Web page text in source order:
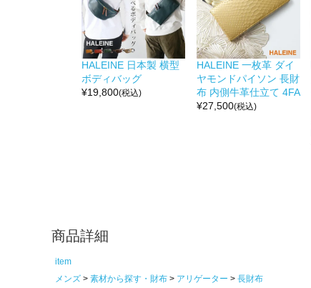
HALEINE 日本製 横型
ボディバッグ
¥19,800(税込)
HALEINE 一枚革 ダイ
ヤモンドパイソン 長財
布 内側牛革仕立て 4FA
¥27,500(税込)
商品詳細
item
メンズ
素材から探す・財布 アリゲーター
長財布